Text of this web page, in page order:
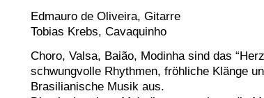
Edmauro de Oliveira, Gitarre
Tobias Krebs, Cavaquinho
Choro, Valsa, Baião, Modinha sind das
schwungvolle Rhythmen, fröhliche Klänge
Brasilianische Musik aus.